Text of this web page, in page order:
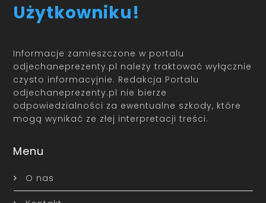
Użytkowniku!
Informacje zamieszczone w portalu
odjechaneprezenty.pl należy traktować wyłącznie
czysto informacyjnie. Redakcja Portalu
odjechaneprezenty.pl nie bierze
odpowiedzialności za ewentualne szkody, które
mogą wynikać ze złej interpretacji treści.
Menu
O nas